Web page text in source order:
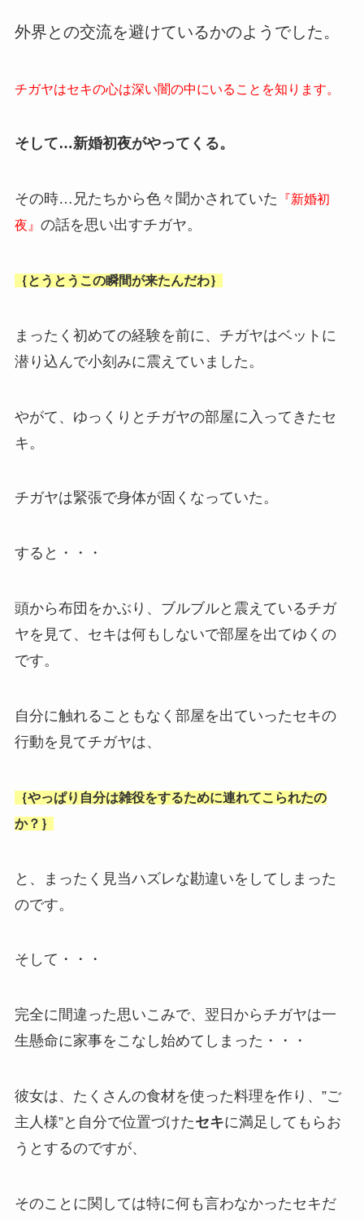
外界との交流を避けているかのようでした。
チガヤはセキの心は深い闇の中にいることを知ります。
そして…新婚初夜がやってくる。
その時…兄たちから色々聞かされていた
『新婚初
夜』 の話を思い出すチガヤ。
｛とうとうこの瞬間が来たんだわ｝
まったく初めての経験を前に、チガヤはベットに
潜り込んで小刻みに震えていました。
やがて、ゆっくりとチガヤの部屋に入ってきたセ
キ。
チガヤは緊張で身体が固くなっていた。
すると・・・
頭から布団をかぶり、ブルブルと震えているチガ
ヤを見て、セキは何もしないで部屋を出てゆくの
です。
自分に触れることもなく部屋を出ていったセキの
行動を見てチガヤは、
｛やっぱり自分は雑役をするために連れてこられたの
か？｝
と、まったく見当ハズレな勘違いをしてしまった
のです。
そして・・・
完全に間違った思いこみで、翌日からチガヤは一
生懸命に家事をこなし始めてしまった・・・
彼女は、たくさんの食材を使った料理を作り、”ご
主人様”と自分で位置づけたセキに満足してもらお
うとするのですが、
そのことに関しては特に何も言わなかったセキだ